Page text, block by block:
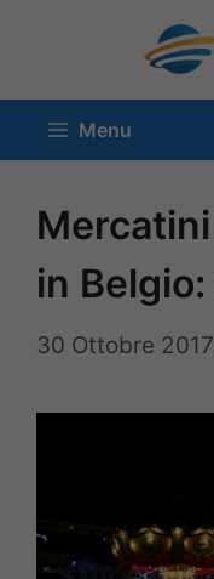
contenuto
Menu
in
30 Ottobre 2017